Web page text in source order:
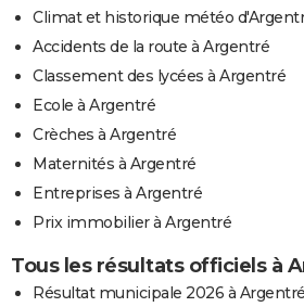
Climat et historique météo
Accidents de la route à Argentré
Classement des lycées à Argentré
Ecole à Argentré
Crèches à Argentré
Maternités à Argentré
Entreprises à Argentré
Prix immobilier à Argentré
Tous les résultats officiels à
Résultat municipale 2026 à Argentré